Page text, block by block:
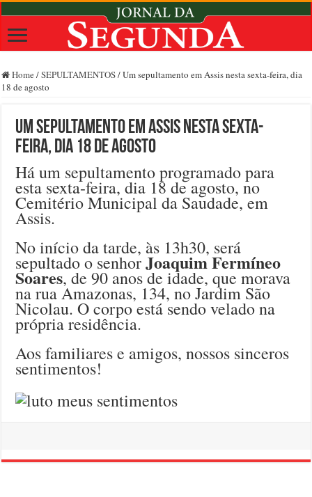
Home /SEPULTAMENTOS/Um sepultamento em Assis nesta sexta-feira, dia
18 de agosto
Um sepultamento em Assis nesta sexta-
feira, dia 18 de agosto
Há um sepultamento programado para
esta sexta-feira, dia 18 de agosto, no
Cemitério Municipal da Saudade, em
Assis.
No início da tarde, às 13h30, será
sepultado o senhorJoaquim Fermíneo
Soares, de 90 anos de idade, que morava
na rua Amazonas, 134, no Jardim São
Nicolau. O corpo está sendo velado na
própria residência.
Aos familiares e amigos, nossos sinceros
sentimentos!